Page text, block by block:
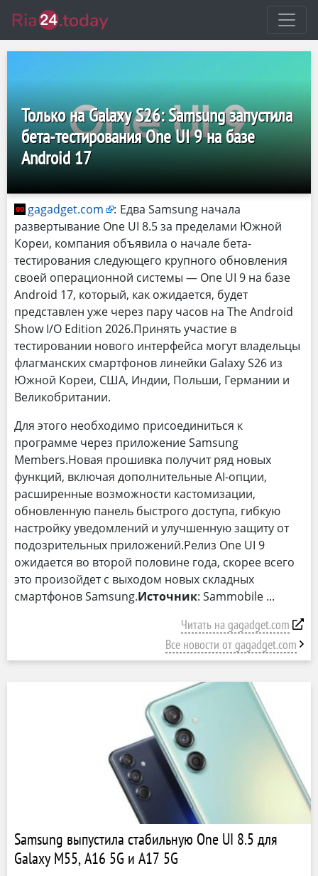
Только на Galaxy S26: Samsung запустила
бета-тестирования One UI 9 на базе
Android 17
gagadget.com : Едва Samsung начала
развертывание One UI 8.5 за пределами Южной
Кореи, компания объявила о начале бета-
тестирования следующего крупного обновления
своей операционной системы — One UI 9 на базе
Android 17, который, как ожидается, будет
представлен уже через пару часов на The Android
Show I/O Edition 2026.Принять участие в
тестировании нового интерфейса могут владельцы
флагманских смартфонов линейки Galaxy S26 из
Южной Кореи, США, Индии, Польши, Германии и
Великобритании.
Для этого необходимо присоединиться к
программе через приложение Samsung
Members.Новая прошивка получит ряд новых
функций, включая дополнительные AI-опции,
расширенные возможности кастомизации,
обновленную панель быстрого доступа, гибкую
настройку уведомлений и улучшенную защиту от
подозрительных приложений.Релиз One UI 9
ожидается во второй половине года, скорее всего
это произойдет с выходом новых складных
смартфонов Samsung.Источник: Sammobile
Читать на gagadget.com
Все новости от gagadget.com
Samsung выпустила стабильную One UI 8.5 для
Galaxy M55, A16 5G и A17 5G